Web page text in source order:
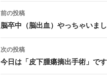
投
稿
ナ
前の投稿
脳卒中（脳出血）やっちゃいま
次の投稿
今日は「皮下腫瘍摘出手術」です